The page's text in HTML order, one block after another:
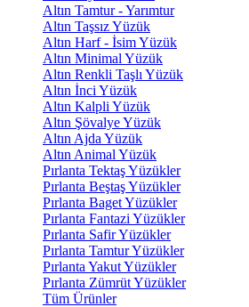
Altın Tamtur - Yarımtur
Altın Taşsız Yüzük
Altın Harf - İsim Yüzük
Altın Minimal Yüzük
Altın Renkli Taşlı Yüzük
Altın İnci Yüzük
Altın Kalpli Yüzük
Altın Şövalye Yüzük
Altın Ajda Yüzük
Altın Animal Yüzük
Pırlanta Tektaş Yüzükler
Pırlanta Beştaş Yüzükler
Pırlanta Baget Yüzükler
Pırlanta Fantazi Yüzükler
Pırlanta Safir Yüzükler
Pırlanta Tamtur Yüzükler
Pırlanta Yakut Yüzükler
Pırlanta Zümrüt Yüzükler
Tüm Ürünler